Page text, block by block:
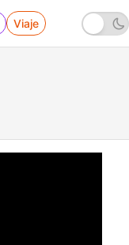
Viaje